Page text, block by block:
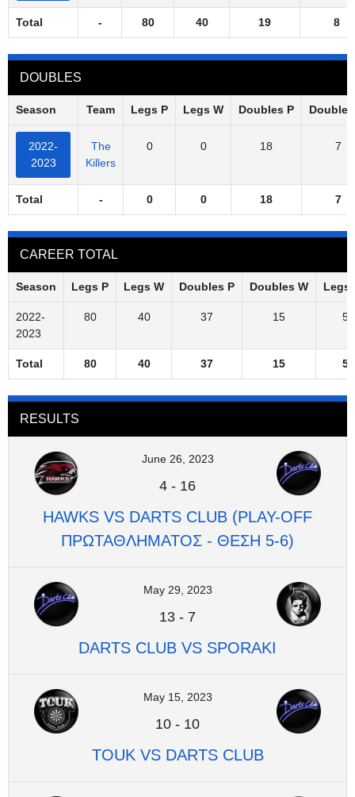
Total - 80 40 19 8
DOUBLES
Season Team Legs P Legs W Doubles P
2022-
2023
The
Killers
0 0 18 7
Total - 0 0 18 7
CAREER TOTAL
Season Legs P Legs W Doubles P Doubles W Legs
2022-
2023
80 40 37 15 50
Total 80 40 37 15 50
RESULTS
June 26, 2023
4 - 16
HAWKS VS DARTS CLUB (PLAY-OFF
ΠΡΩΤΑΘΛΗΜΑΤΟΣ - ΘΕΣΗ 5-6)
May 29, 2023
13 - 7
DARTS CLUB VS SPORAKI
May 15, 2023
10 - 10
TOUK VS DARTS CLUB